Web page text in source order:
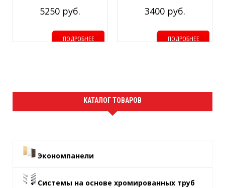
5250 руб.
ПОДРОБНЕЕ
3400 руб.
ПОДРОБНЕЕ
КАТАЛОГ ТОВАРОВ
Экономпанели
Системы на основе хромированных труб